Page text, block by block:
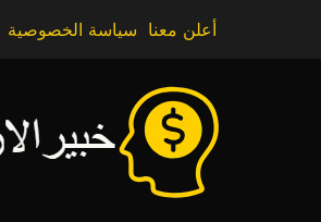
أعلن معنا سياسة الخصوصية